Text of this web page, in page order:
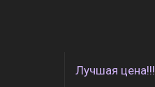
Лучшая цена!!!